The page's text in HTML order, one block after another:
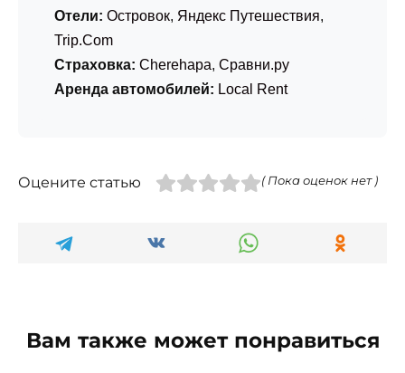
Отели: Островок, Яндекс Путешествия,
Trip.Com
Страховка: Cherehapa, Сравни.ру
Аренда автомобилей: Local Rent
Оцените статью ( Пока оценок нет )
Вам также может понравиться